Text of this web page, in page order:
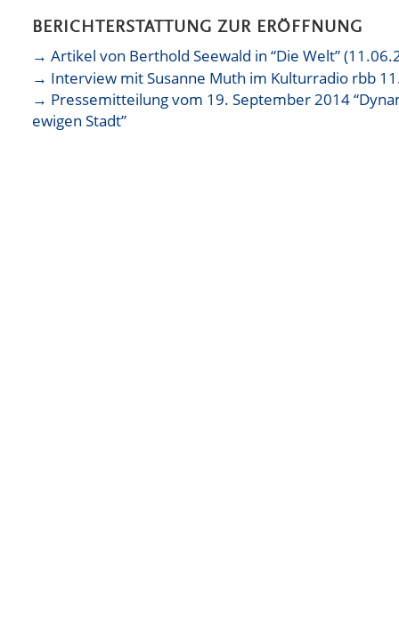
BERICHTERSTATTUNG ZUR ERÖFFNUNG
→ Artikel von Berthold Seewald in “Die Welt”
→ Interview mit Susanne Muth im Kulturradio rbb
→ Pressemitteilung vom 19. September 2014
ewigen Stadt”